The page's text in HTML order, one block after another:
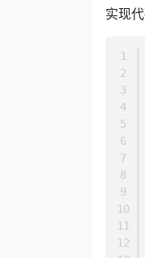
实现代